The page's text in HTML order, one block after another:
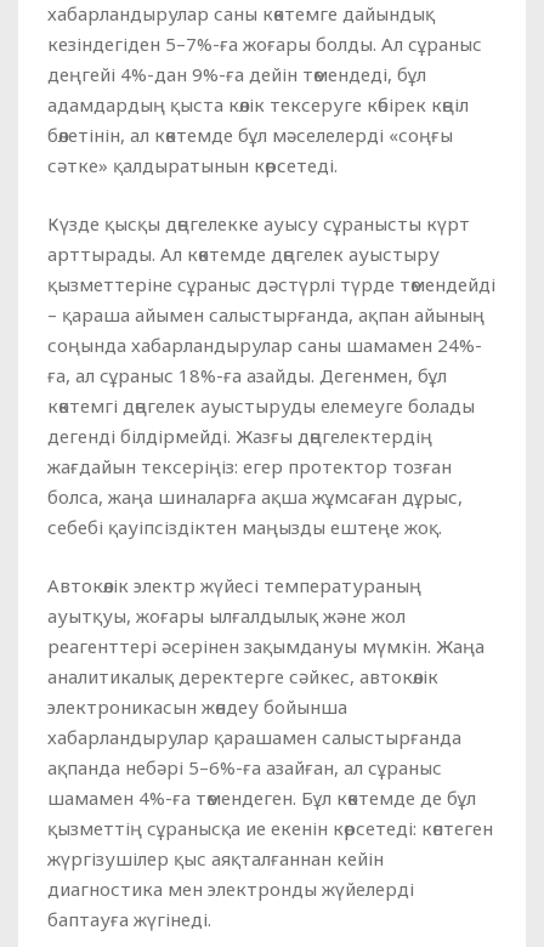
хабарландырулар саны көктемге дайындық
кезіндегіден 5–7%-ға жоғары болды. Ал сұраныс
деңгейі 4%-дан 9%-ға дейін төмендеді, бұл
адамдардың қыста көлік тексеруге көбірек көңіл
бөлетінін, ал көктемде бұл мәселелерді «соңғы
сәтке» қалдыратынын көрсетеді.
Күзде қысқы дөңгелекке ауысу сұранысты күрт
арттырады. Ал көктемде дөңгелек ауыстыру
қызметтеріне сұраныс дәстүрлі түрде төмендейді
– қараша айымен салыстырғанда, ақпан айының
соңында хабарландырулар саны шамамен 24%-
ға, ал сұраныс 18%-ға азайды. Дегенмен, бұл
көктемгі дөңгелек ауыстыруды елемеуге болады
дегенді білдірмейді. Жазғы дөңгелектердің
жағдайын тексеріңіз: егер протектор тозған
болса, жаңа шиналарға ақша жұмсаған дұрыс,
себебі қауіпсіздіктен маңызды ештеңе жоқ.
Автокөлік электр жүйесі температураның
ауытқуы, жоғары ылғалдылық және жол
реагенттері әсерінен зақымдануы мүмкін. Жаңа
аналитикалық деректерге сәйкес, автокөлік
электроникасын жөндеу бойынша
хабарландырулар қарашамен салыстырғанда
ақпанда небәрі 5–6%-ға азайған, ал сұраныс
шамамен 4%-ға төмендеген. Бұл көктемде де бұл
қызметтің сұранысқа ие екенін көрсетеді: көптеген
жүргізушілер қыс аяқталғаннан кейін
диагностика мен электронды жүйелерді
баптауға жүгінеді.